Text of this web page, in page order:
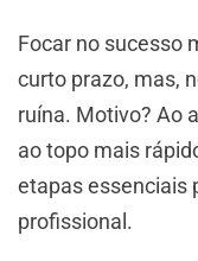
Focar no sucesso
curto prazo, mas,
ruína. Motivo? Ao
ao topo mais
etapas essenciais
profissional.